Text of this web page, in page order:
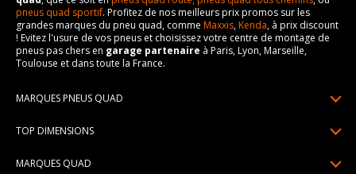
pneus quad sportif. Profitez de nos meilleurs prix promos sur les
grandes marques du pneu quad, comme Maxxis,Kenda, à prix discount
! Evitez l'usure de vos pneus et choisissez votre centre de montage de
pneus pas chers en garage partenaire à Paris, Lyon, Marseille,
Toulouse et dans toute la France.
MARQUES PNEUS QUAD
Pneus BKT
TOP DIMENSIONS
MARQUES QUAD